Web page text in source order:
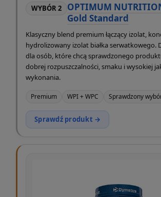
WYBÓR 2
OPTIMUM
Gold Standard
Klasyczny blend premium łączący izolat,
hydrolizowany izolat białka serwatkowego.
dla osób, które chcą sprawdzonego
dobrej rozpuszczalności, smaku i wysokiej
wykonania.
Premium WPI + WPC Sprawdzony
Sprawdź produkt →